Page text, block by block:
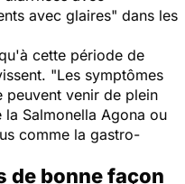
avec glaires" dans les
cette période de
"Les symptômes
venir de plein
Salmonella Agona ou
comme la gastro-
de bonne façon